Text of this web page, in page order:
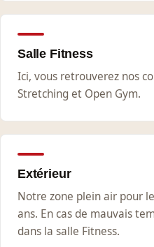
Salle Fitness
Ici, vous retrouverez nos
Stretching et Open Gym.
Extérieur
Notre zone plein air pour
ans. En cas de mauvais
dans la salle Fitness.